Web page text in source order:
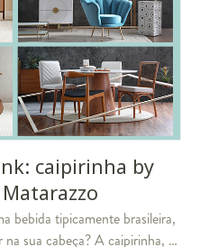
caipirinha by
bebida tipicamente brasileira,
sua cabeça? A caipirinha, é